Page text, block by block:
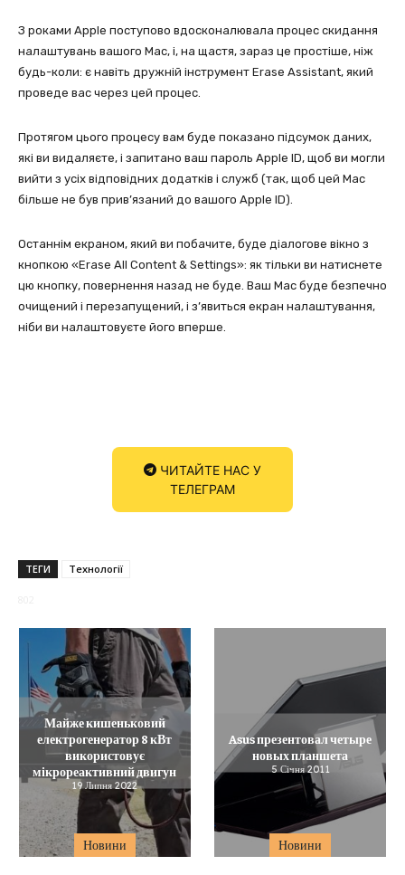
З роками Apple поступово вдосконалювала процес скидання
налаштувань вашого Mac, і, на щастя, зараз це простіше, ніж
будь-коли: є навіть дружній інструмент Erase Assistant, який
проведе вас через цей процес.
Протягом цього процесу вам буде показано підсумок даних,
які ви видаляєте, і запитано ваш пароль Apple ID, щоб ви могли
вийти з усіх відповідних додатків і служб (так, щоб цей Mac
більше не був прив’язаний до вашого Apple ID).
Останнім екраном, який ви побачите, буде діалогове вікно з
кнопкою «Erase All Content & Settings»: як тільки ви натиснете
цю кнопку, повернення назад не буде. Ваш Mac буде безпечно
очищений і перезапущений, і з’явиться екран налаштування,
ніби ви налаштовуєте його вперше.
ЧИТАЙТЕ НАС У
ТЕЛЕГРАМ
ТЕГИ Технології
Новини
Майже кишеньковий
електрогенератор 8 кВт
використовує
мікрореактивний двигун
19 Липня 2022
Новини
Asus презентовал четыре
новых планшета
5 Січня 2011